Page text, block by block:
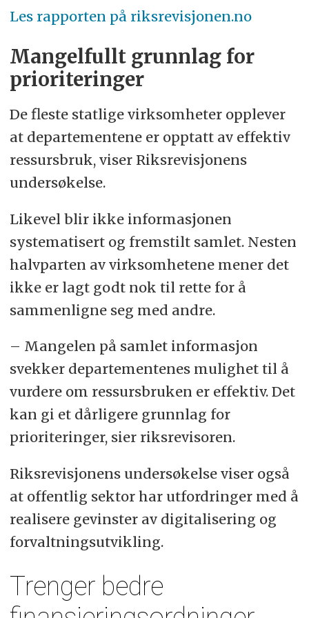
Les rapporten på riksrevisjonen.no
Mangelfullt grunnlag for
prioriteringer
De fleste statlige virksomheter opplever
at departementene er opptatt av effektiv
ressursbruk, viser Riksrevisjonens
undersøkelse.
Likevel blir ikke informasjonen
systematisert og fremstilt samlet. Nesten
halvparten av virksomhetene mener det
ikke er lagt godt nok til rette for å
sammenligne seg med andre.
– Mangelen på samlet informasjon
svekker departementenes mulighet til å
vurdere om ressursbruken er effektiv. Det
kan gi et dårligere grunnlag for
prioriteringer, sier riksrevisoren.
Riksrevisjonens undersøkelse viser også
at offentlig sektor har utfordringer med å
realisere gevinster av digitalisering og
forvaltningsutvikling.
Trenger bedre